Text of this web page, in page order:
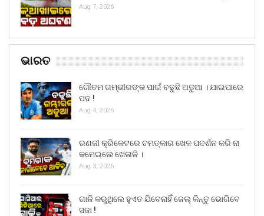
Aug 7, 2026
ଭାରତ
ଗୌତମ ଗମ୍ଭୀରଙ୍କ ପାଇଁ ବଢୁଛି ଅଡୁଆ । ଯାଇପାରେ
ପଦ !
Aug 4, 2026
ରଣଜୀ କ୍ରିକେଟରେ ଚମତ୍କାର ଖେଳ ପଦର୍ଶନ କରି ନା
କମେଇଲେ ଖେଳାଳି ।
Aug 3, 2026
ଗାଳି କରୁଥିଲେ ହୁଏତ ଯିବେନାହିଁ ଜେଲ୍ କିନ୍ତୁ ଭୋଗିବେ
ସଜା !